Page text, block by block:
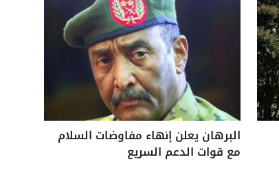
البرهان يعلن إنهاء مفاوضات السلام
مع قوات الدعم السريع